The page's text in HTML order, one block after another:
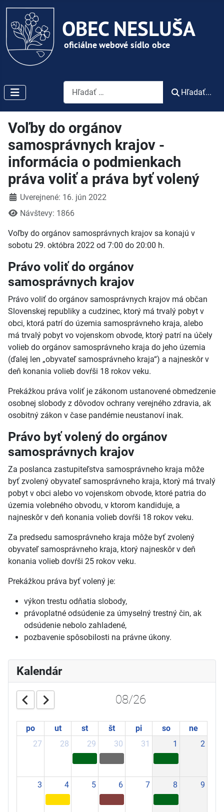
Vyhľadávanie
Hľadať...
Voľby do orgánov
samosprávnych krajov -
informácia o podmienkach
práva voliť a práva byť volený
DetailyUverejnené: 16. jún 2022
Návštevy: 1866
Voľby do orgánov samosprávnych krajov sa konajú v
sobotu 29. októbra 2022 od 7:00 do 20:00 h.
Právo voliť do orgánov
samosprávnych krajov
Právo voliť do orgánov samosprávnych krajov má občan
Slovenskej republiky a cudzinec, ktorý má trvalý pobyt v
obci, ktorá patrí do územia samosprávneho kraja, alebo
má trvalý pobyt vo vojenskom obvode, ktorý patrí na účely
volieb do orgánov samosprávneho kraja do jeho územia
(ďalej len „obyvateľ samosprávneho kraja“) a najneskôr v
deň konania volieb dovŕši 18 rokov veku.
Prekážkou práva voliť je zákonom ustanovené obmedzenie
osobnej slobody z dôvodov ochrany verejného zdravia, ak
osobitný zákon v čase pandémie neustanoví inak.
Právo byť volený do orgánov
samosprávnych krajov
Za poslanca zastupiteľstva samosprávneho kraja môže
byť zvolený obyvateľ samosprávneho kraja, ktorý má trvalý
pobyt v obci alebo vo vojenskom obvode, ktoré patria do
územia volebného obvodu, v ktorom kandiduje, a
najneskôr v deň konania volieb dovŕši 18 rokov veku.
Za predsedu samosprávneho kraja môže byť zvolený
obyvateľ samosprávneho kraja, ktorý najneskôr v deň
konania volieb dovŕši 25 rokov veku.
Prekážkou práva byť volený je:
výkon trestu odňatia slobody,
právoplatné odsúdenie za úmyselný trestný čin, ak
odsúdenie nebolo zahladené,
pozbavenie spôsobilosti na právne úkony.
Kalendár
08/26
po ut st št pi so
ne
27
28 29 30 31 1 2
3 4 5 6 7 8 9